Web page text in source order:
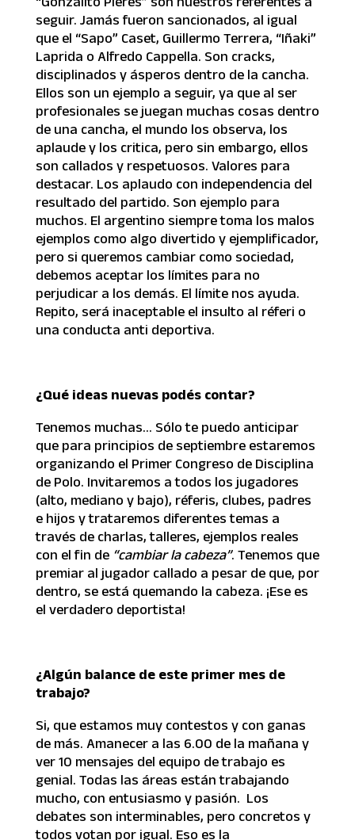
seguir. Jamás fueron sancionados, al igual
que el “Sapo” Caset, Guillermo Terrera, “Iñaki”
Laprida o Alfredo Cappella. Son cracks,
disciplinados y ásperos dentro de la cancha.
Ellos son un ejemplo a seguir, ya que al ser
profesionales se juegan muchas cosas dentro
de una cancha, el mundo los observa, los
aplaude y los critica, pero sin embargo, ellos
son callados y respetuosos. Valores para
destacar. Los aplaudo con independencia del
resultado del partido. Son ejemplo para
muchos. El argentino siempre toma los malos
ejemplos como algo divertido y ejemplificador,
pero si queremos cambiar como sociedad,
debemos aceptar los límites para no
perjudicar a los demás. El límite nos ayuda.
Repito, será inaceptable el insulto al réferi o
una conducta anti deportiva.
¿Qué ideas nuevas podés contar?
Tenemos muchas… Sólo te puedo anticipar
que para principios de septiembre estaremos
organizando el Primer Congreso de Disciplina
de Polo. Invitaremos a todos los jugadores
(alto, mediano y bajo), réferis, clubes, padres
e hijos y trataremos diferentes temas a
través de charlas, talleres, ejemplos reales
con el fin de “cambiar la cabeza”. Tenemos que
premiar al jugador callado a pesar de que, por
dentro, se está quemando la cabeza. ¡Ese es
el verdadero deportista!
¿Algún balance de este primer mes de
trabajo?
Si, que estamos muy contestos y con ganas
de más. Amanecer a las 6.00 de la mañana y
ver 10 mensajes del equipo de trabajo es
genial. Todas las áreas están trabajando
mucho, con entusiasmo y pasión. Los
debates son interminables, pero concretos y
todos votan por igual. Eso es la